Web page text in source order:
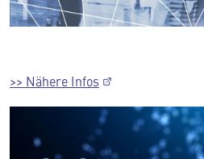
>> Nähere Infos